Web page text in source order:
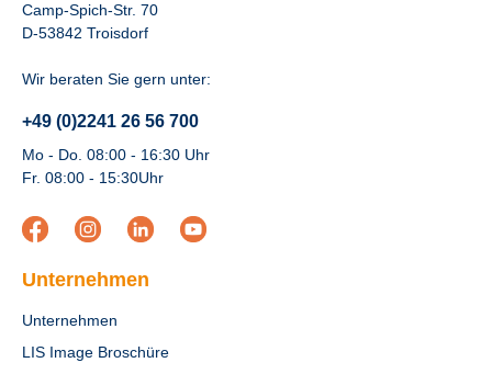
Camp-Spich-Str. 70
D-53842 Troisdorf
Wir beraten Sie gern unter:
+49 (0)2241 26 56 700
Mo - Do. 08:00 - 16:30 Uhr
Fr. 08:00 - 15:30Uhr
Unternehmen
Unternehmen
LIS Image Broschüre